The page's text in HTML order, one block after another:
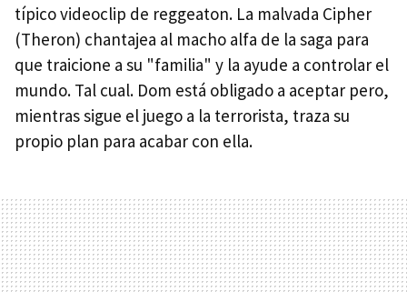
típico videoclip de reggeaton. La malvada Cipher
(Theron) chantajea al macho alfa de la saga para
que traicione a su "familia" y la ayude a controlar el
mundo. Tal cual. Dom está obligado a aceptar pero,
mientras sigue el juego a la terrorista, traza su
propio plan para acabar con ella.